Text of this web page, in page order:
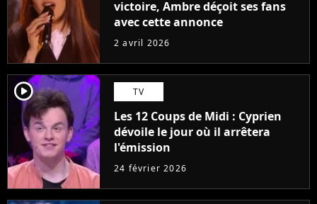
victoire, Ambre déçoit ses fans
avec cette annonce
2 avril 2026
player2 TV
Les 12 Coups de Midi : Cyprien
dévoile le jour où il arrêtera
l'émission
24 février 2026